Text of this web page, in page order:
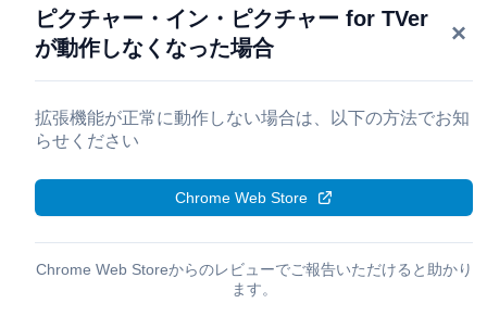
ピクチャー・イン・ピクチャー for TVer
が動作しなくなった場合
×
拡張機能が正常に動作しない場合は、以下の方法でお知
らせください
Chrome Web Store
Chrome Web Storeからのレビューでご報告いただけると助かり
ます。